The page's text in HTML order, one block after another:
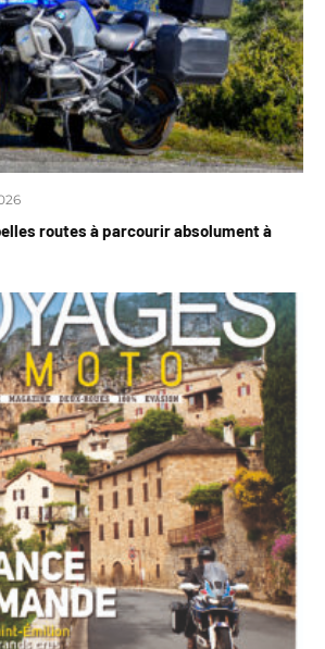
routes à parcourir absolument à